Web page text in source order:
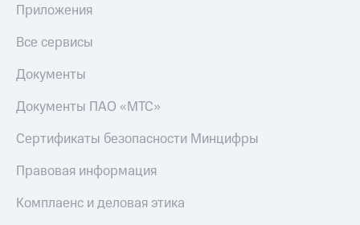
Приложения
Все сервисы
Документы
Документы ПАО «МТС»
Сертификаты безопасности Минцифры
Правовая информация
Комплаенс и деловая этика